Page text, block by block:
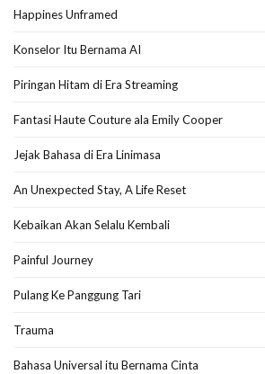
Happines Unframed
Konselor Itu Bernama AI
Piringan Hitam di Era Streaming
Fantasi Haute Couture ala Emily Cooper
Jejak Bahasa di Era Linimasa
An Unexpected Stay, A Life Reset
Kebaikan Akan Selalu Kembali
Painful Journey
Pulang Ke Panggung Tari
Trauma
Bahasa Universal itu Bernama Cinta